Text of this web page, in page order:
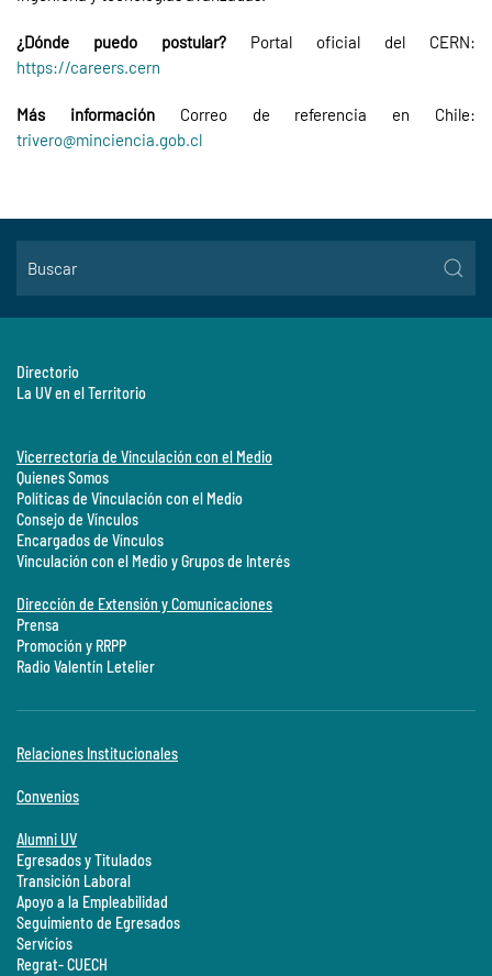
¿Dónde puedo postular? Portal oficial del CERN:
https://careers.cern
Más informaciónCorreo de referencia en Chile:
trivero@minciencia.gob.cl
Directorio
La UV en el Territorio
Vicerrectoría de Vinculación con el Medio
Quienes Somos
Políticas de Vinculación con el Medio
Consejo de Vínculos
Encargados de Vínculos
Vinculación con el Medio y Grupos de Interés
Dirección de Extensión y Comunicaciones
Prensa
Promoción y RRPP
Radio Valentín Letelier
Relaciones Institucionales
Convenios
Alumni UV
Egresados y Titulados
Transición Laboral
Apoyo a la Empleabilidad
Seguimiento de Egresados
Servicios
Regrat- CUECH